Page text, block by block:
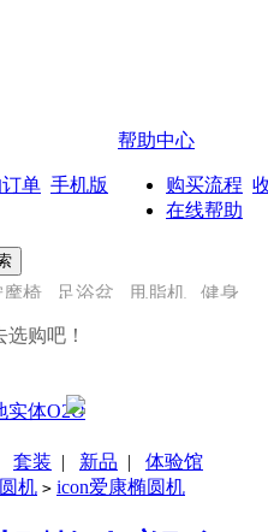
单 手机版
帮助中心
购买流程
在线帮助
摩椅 足浴盆 甩脂机
健身
购吧！
实体O2O
套装 | 新品 | 体验馆
机 > icon爱康椭圆机